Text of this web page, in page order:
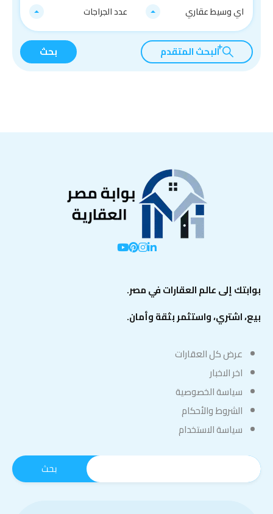
اي وسيط عقاري عدد الجراجات
البحث المتقدم بحث
بوابتك إلى عالم العقارات في مصر.
بيع، اشتري، واستثمر بثقة وأمان.
عرض كل العقارات
اخر الاخبار
سياسة الخصوصية
الشروط والأحكام
سياسة الاستخدام